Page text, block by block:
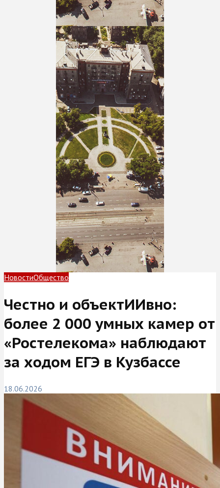
НовостиОбщество
Честно и объектИИвно:
более 2 000 умных камер от
«Ростелекома» наблюдают
за ходом ЕГЭ в Кузбассе
18.06.2026